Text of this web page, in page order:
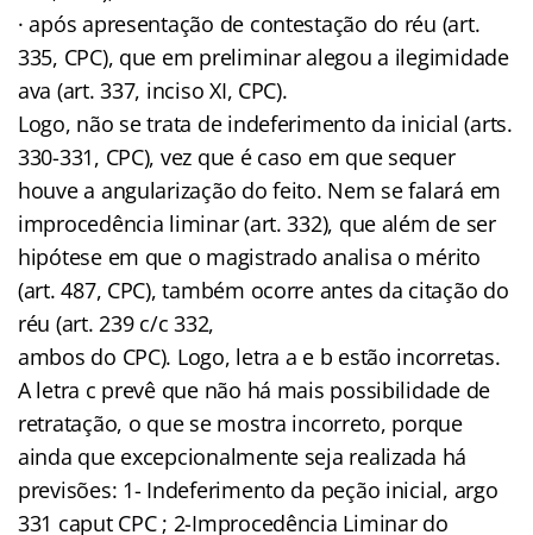
· após apresentação de contestação do réu (art.
335, CPC), que em preliminar alegou a ilegimidade
ava (art. 337, inciso XI, CPC).
Logo, não se trata de indeferimento da inicial (arts.
330-331, CPC), vez que é caso em que sequer
houve a angularização do feito. Nem se falará em
improcedência liminar (art. 332), que além de ser
hipótese em que o magistrado analisa o mérito
(art. 487, CPC), também ocorre antes da citação do
réu (art. 239 c/c 332,
ambos do CPC). Logo, letra a e b estão incorretas.
A letra c prevê que não há mais possibilidade de
retratação, o que se mostra incorreto, porque
ainda que excepcionalmente seja realizada há
previsões: 1- Indeferimento da peção inicial, argo
331 caput CPC ; 2-Improcedência Liminar do